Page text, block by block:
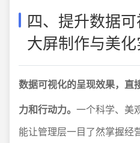
四、提升数据
大屏制作与美
数据可视化的呈现效果，直
力和行动力。 一个科学、美
能让管理层一目了然掌握经